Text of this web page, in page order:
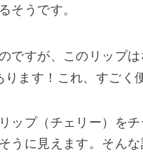
そうです。
ですが、このリップは
ります！これ、すごく
ップ（チェリー）を
うに見えます。そん